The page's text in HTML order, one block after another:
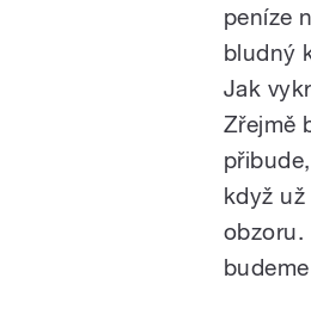
peníze
bludný
Jak
Zřejmě
když
obzoru.